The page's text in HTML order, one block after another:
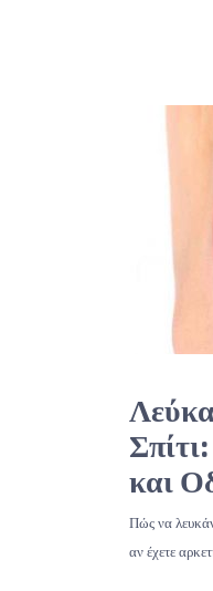
και
Πώς να
αν έχετε